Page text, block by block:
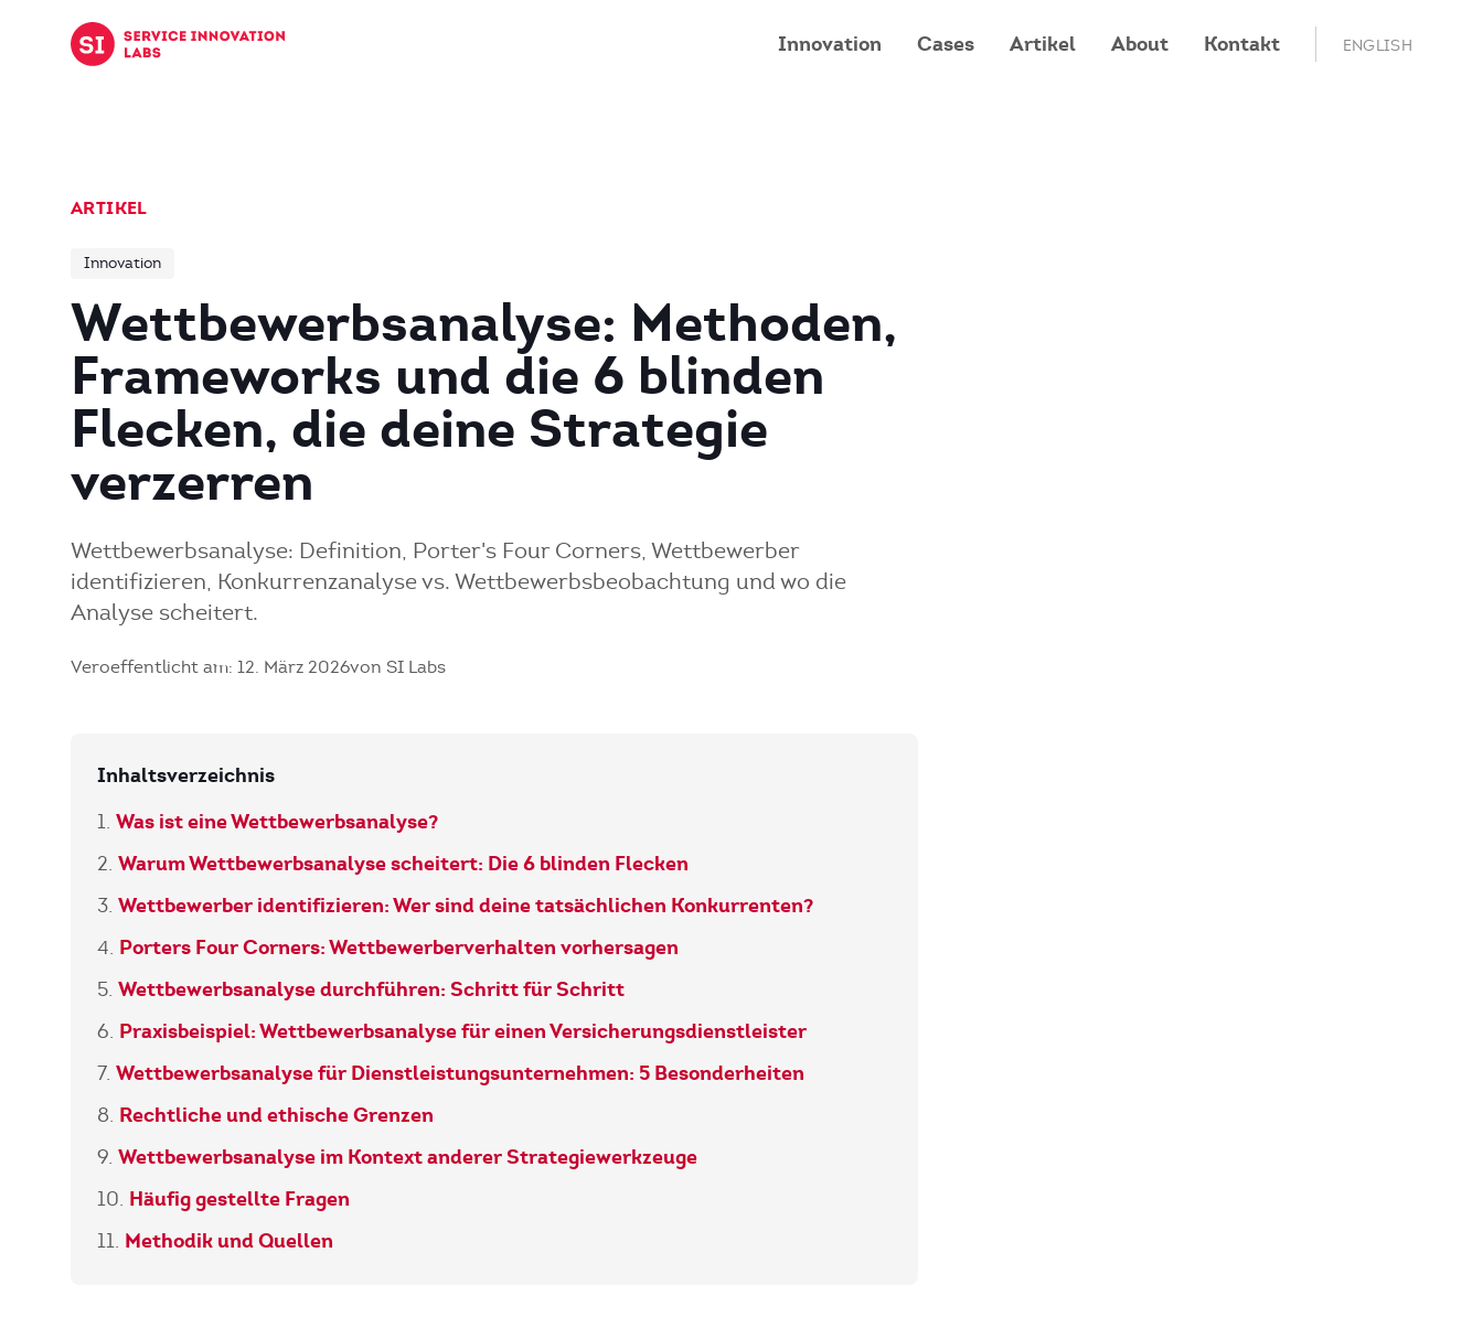
Zum Inhalt springen
Innovation Cases Artikel About Kontakt ENGLISH
ARTIKEL
Innovation
Wettbewerbsanalyse: Methoden,
Frameworks und die 6 blinden
Flecken, die deine Strategie
verzerren
Wettbewerbsanalyse: Definition, Porter's Four Corners, Wettbewerber
identifizieren, Konkurrenzanalyse vs. Wettbewerbsbeobachtung und wo die
Analyse scheitert.
Veroeffentlicht am: 12. März 2026von SI Labs
Inhaltsverzeichnis
Was ist eine Wettbewerbsanalyse?
Warum Wettbewerbsanalyse scheitert: Die 6 blinden Flecken
Wettbewerber identifizieren: Wer sind deine tatsächlichen Konkurrenten?
Porters Four Corners: Wettbewerberverhalten vorhersagen
Wettbewerbsanalyse durchführen: Schritt für Schritt
Praxisbeispiel: Wettbewerbsanalyse für einen Versicherungsdienstleister
Wettbewerbsanalyse für Dienstleistungsunternehmen: 5 Besonderheiten
Rechtliche und ethische Grenzen
Wettbewerbsanalyse im Kontext anderer Strategiewerkzeuge
Häufig gestellte Fragen
Methodik und Quellen